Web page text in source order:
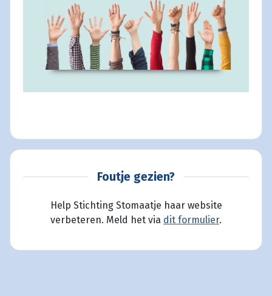
Foutje gezien?
Help Stichting Stomaatje haar website
verbeteren. Meld het via dit formulier.